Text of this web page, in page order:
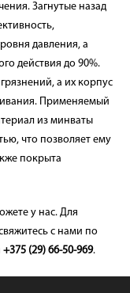
Загнутые назад
давления, а
действия до 90%.
а их корпус
Применяемый
из минваты
что позволяет ему
покрыта
у нас. Для
с нами по
+375 (29) 66-50-969.